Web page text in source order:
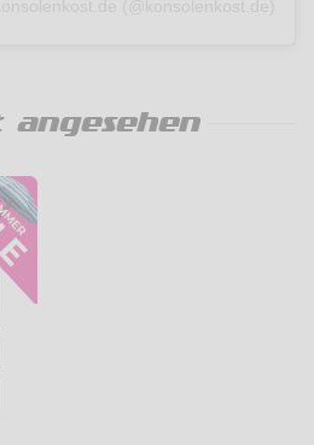
angesehen